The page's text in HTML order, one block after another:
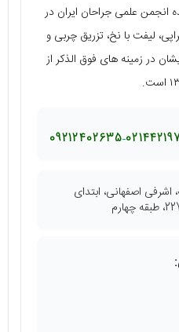
انجمن علمی جراحان ایران در
لیفت با نخ، تزریق چربی و
در زمینه های فوق الذکر از
09212402635
اشرفی اصفهانی، ابتدای